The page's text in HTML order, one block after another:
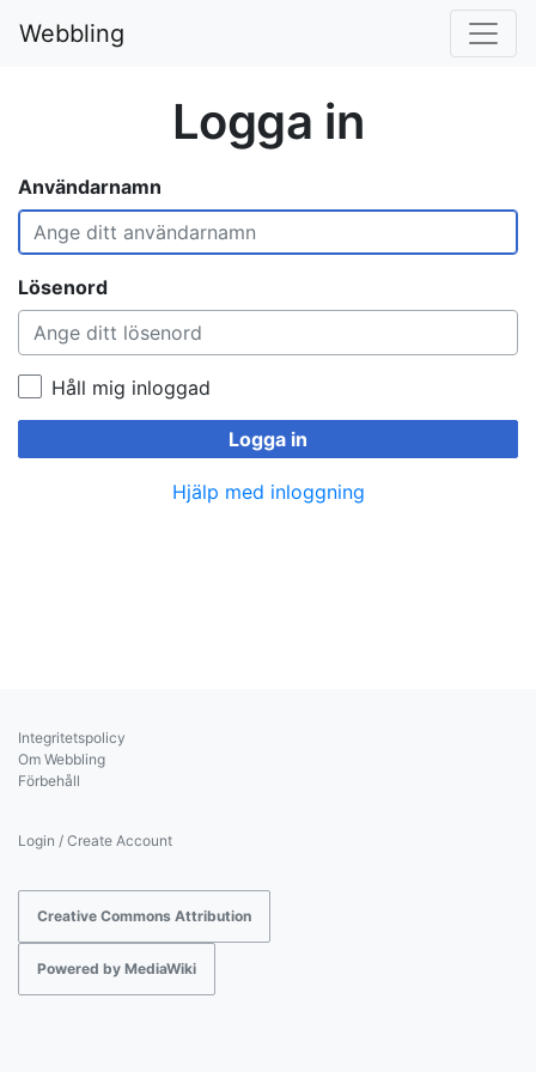
Webbling
Logga in
Användarnamn
Lösenord
Håll mig inloggad
Logga in
Hjälp med inloggning
Integritetspolicy
Om Webbling
Förbehåll
Login / Create Account
Creative Commons Attribution
Powered by MediaWiki